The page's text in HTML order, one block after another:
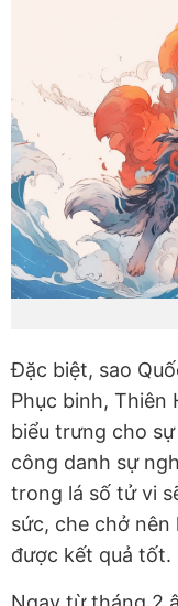
Đặc biệt, sao
Phục binh, Thiên
biểu trưng cho
công danh sự
trong lá số tử vi
sức, che chở nên
được kết quả tốt.